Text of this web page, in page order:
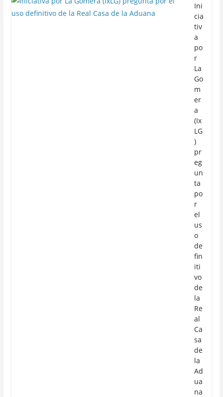
Ini
cia
tiv
a
po
r
La
Go
m
er
a
(Ix
LG
)
pr
eg
un
ta
po
r
el
us
o
de
fin
iti
vo
de
la
Re
al
Ca
sa
de
la
Ad
ua
na